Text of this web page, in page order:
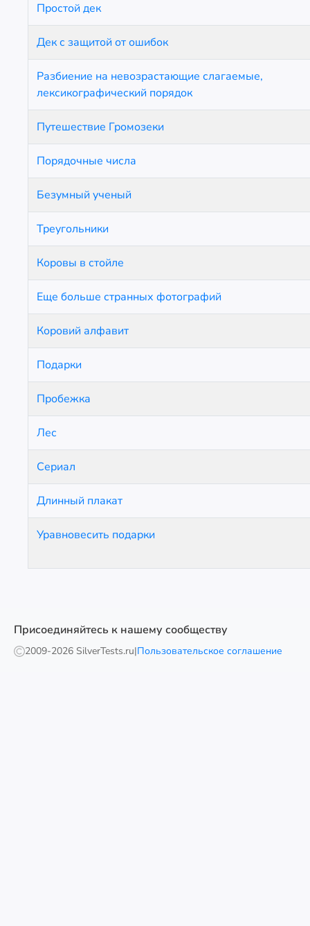
Простой дек
Дек с защитой от ошибок
Разбиение на невозрастающие слагаемые,
лексикографический порядок
Путешествие Громозеки
Порядочные числа
Безумный ученый
Треугольники
Коровы в стойле
Еще больше странных фотографий
Коровий алфавит
Подарки
Пробежка
Лес
Сериал
Длинный плакат
Уравновесить подарки
Присоединяйтесь к нашему сообществу
2009-2026 SilverTests.ru|Пользовательское соглашение